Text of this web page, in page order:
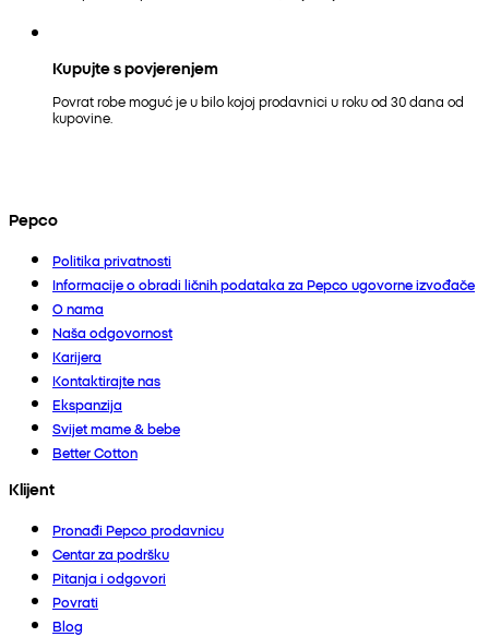
Kupujte s povjerenjem
Povrat robe moguć je u bilo kojoj prodavnici u roku od 30 dana od
kupovine.
Pepco
Politika privatnosti
Informacije o obradi ličnih podataka za Pepco ugovorne izvođače
O nama
Naša odgovornost
Karijera
Kontaktirajte nas
Ekspanzija
Svijet mame & bebe
Better Cotton
Klijent
Pronađi Pepco prodavnicu
Centar za podršku
Pitanja i odgovori
Povrati
Blog